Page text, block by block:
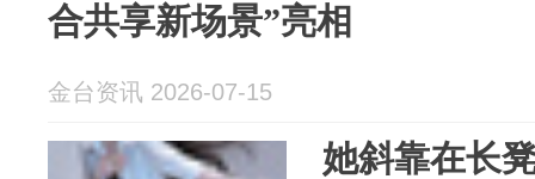
合共享新场景”亮相
金台资讯 2026-07-15
她斜靠在长